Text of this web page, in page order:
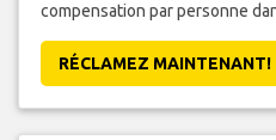
compensation par personne
RÉCLAMEZ MAINTENANT!